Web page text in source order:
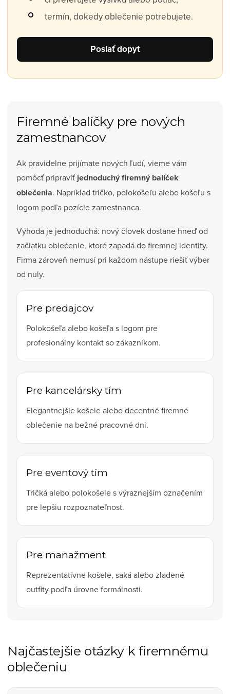
termín, dokedy oblečenie potrebujete.
Poslať dopyt
Firemné balíčky pre nových
zamestnancov
Ak pravidelne prijímate nových ľudí, vieme vám
pomôcť pripraviťjednoduchý firemný balíček
oblečenia. Napríklad tričko, polokošeľu alebo košeľu s
logom podľa pozície zamestnanca.
Výhoda je jednoduchá: nový človek dostane hneď od
začiatku oblečenie, ktoré zapadá do firemnej identity.
Firma zároveň nemusí pri každom nástupe riešiť výber
od nuly.
Pre predajcov
Polokošeľa alebo košeľa s logom pre
profesionálny kontakt so zákazníkom.
Pre kancelársky tím
Elegantnejšie košele alebo decentné firemné
oblečenie na bežné pracovné dni.
Pre eventový tím
Tričká alebo polokošele s výraznejším označením
pre lepšiu rozpoznateľnosť.
Pre manažment
Reprezentatívne košele, saká alebo zladené
outfity podľa úrovne formálnosti.
Najčastejšie otázky k firemnému
oblečeniu